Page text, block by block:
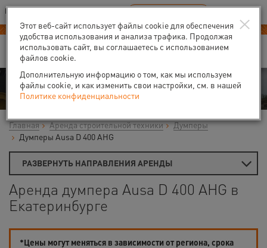
Ваш город:Екатеринбург
В Вашем регионе нет наших офисов RU EN
Аренда
Главная Аренда строительной техники
Думперы
Думперы Ausa D 400 AHG
РАЗВЕРНУТЬ НАПРАВЛЕНИЯ АРЕНДЫ
Аренда думпера Ausa D 400 AHG в
Екатеринбурге
*Цены могут меняться в зависимости от региона, срока
×
Этот веб-сайт использует файлы cookie для обеспечения
удобства использования и анализа трафика. Продолжая
использовать сайт, вы соглашаетесь с использованием
файлов cookie.
Дополнительную информацию о том, как мы используем
файлы cookie, и как изменить свои настройки, см. в нашей
Политике конфиденциальности